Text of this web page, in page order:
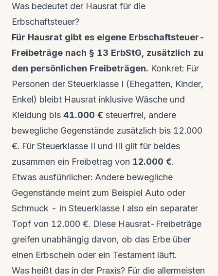
Was bedeutet der Hausrat für die
Erbschaftsteuer?
Für Hausrat gibt es eigene Erbschaftsteuer-
Freibeträge nach § 13 ErbStG, zusätzlich zu
den persönlichen Freibeträgen. Konkret: Für
Personen der Steuerklasse I (Ehegatten, Kinder,
Enkel) bleibt Hausrat inklusive Wäsche und
Kleidung bis 41.000 € steuerfrei, andere
bewegliche Gegenstände zusätzlich bis 12.000
€. Für Steuerklasse II und III gilt für beides
zusammen ein Freibetrag von 12.000 €.
Etwas ausführlicher: Andere bewegliche
Gegenstände meint zum Beispiel Auto oder
Schmuck - in Steuerklasse I also ein separater
Topf von 12.000 €. Diese Hausrat-Freibeträge
greifen unabhängig davon, ob das Erbe über
einen Erbschein oder ein Testament läuft.
Was heißt das in der Praxis? Für die allermeisten